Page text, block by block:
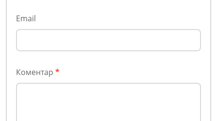
Email
Коментар *